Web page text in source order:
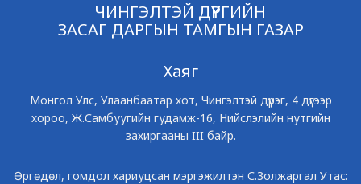
ЧИНГЭЛТЭЙ ДҮҮРГИЙН
ЗАСАГ ДАРГЫН ТАМГЫН ГАЗАР
Хаяг
Монгол Улс, Улаанбаатар хот, Чингэлтэй дүүрэг, 4 дүгээр
хороо, Ж.Самбуугийн гудамж-16, Нийслэлийн нутгийн
захиргааны III байр.
Өргөдөл, гомдол хариуцсан мэргэжилтэн С.Золжаргал Утас: